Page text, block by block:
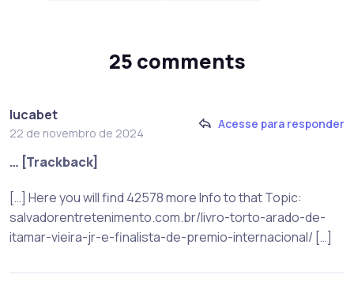
25 comments
lucabet
22 de novembro de 2024
Acesse para responder
… [Trackback]
[…] Here you will find 42578 more Info to that Topic:
salvadorentretenimento.com.br/livro-torto-arado-de-
itamar-vieira-jr-e-finalista-de-premio-internacional/ […]